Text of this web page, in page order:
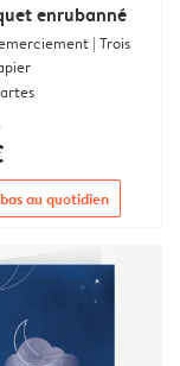
enrubanné
| Trois
au quotidien